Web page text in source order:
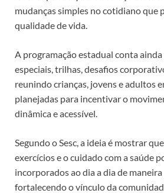
mudanças simples no cotidiano que
qualidade de vida.
A programação estadual conta
especiais, trilhas, desafios
reunindo crianças, jovens e adultos
planejadas para incentivar o
dinâmica e acessível.
Segundo o Sesc, a ideia é mostrar
exercícios e o cuidado com a saúde
incorporados ao dia a dia de
fortalecendo o vínculo da